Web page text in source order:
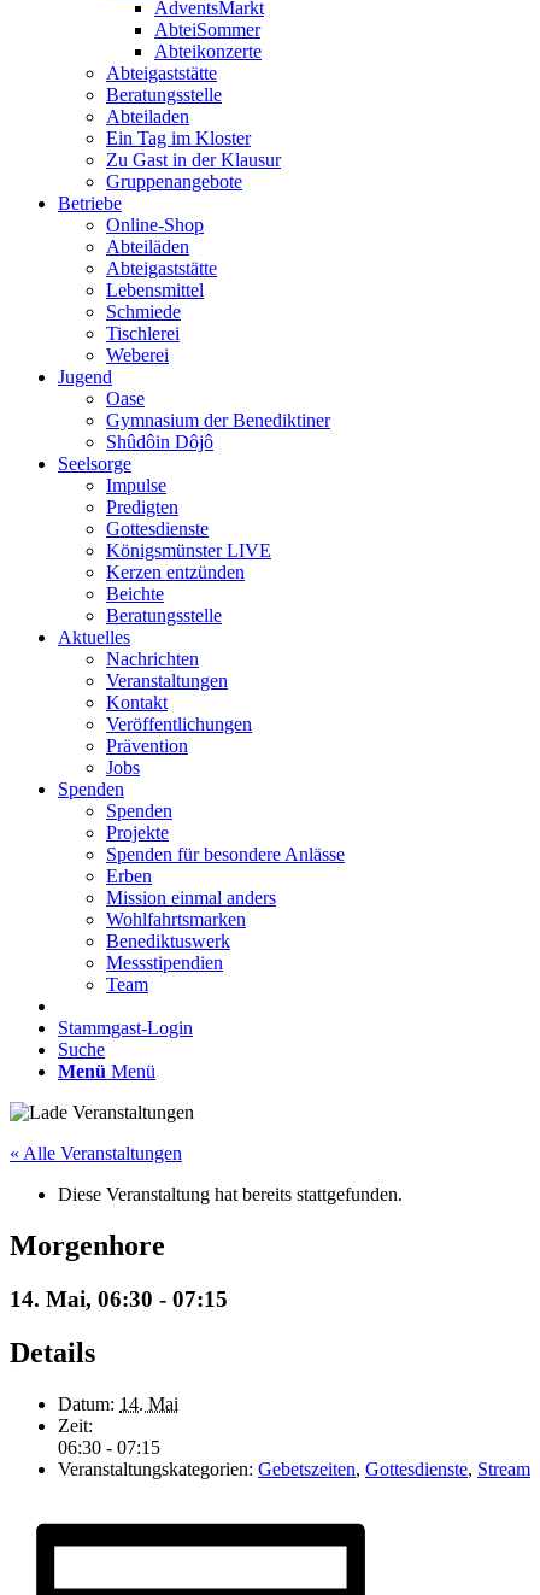
AdventsMarkt
AbteiSommer
Abteikonzerte
Abteigaststätte
Beratungsstelle
Abteiladen
Ein Tag im Kloster
Zu Gast in der Klausur
Gruppenangebote
Betriebe
Online-Shop
Abteiläden
Abteigaststätte
Lebensmittel
Schmiede
Tischlerei
Weberei
Jugend
Oase
Gymnasium der Benediktiner
Shûdôin Dôjô
Seelsorge
Impulse
Predigten
Gottesdienste
Königsmünster LIVE
Kerzen entzünden
Beichte
Beratungsstelle
Aktuelles
Nachrichten
Veranstaltungen
Kontakt
Veröffentlichungen
Prävention
Jobs
Spenden
Spenden
Projekte
Spenden für besondere Anlässe
Erben
Mission einmal anders
Wohlfahrtsmarken
Benediktuswerk
Messstipendien
Team
Stammgast-Login
Suche
Menü Menü
« Alle Veranstaltungen
Diese Veranstaltung hat bereits stattgefunden.
Morgenhore
14. Mai, 06:30 - 07:15
Details
Datum: 14. Mai
Zeit:
06:30 - 07:15
Veranstaltungskategorien: Gebetszeiten, Gottesdienste, Stream